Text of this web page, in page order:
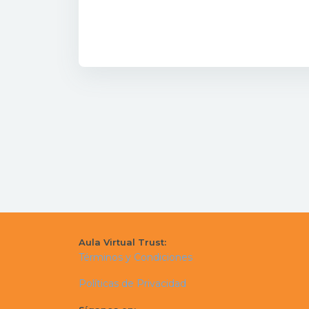
Aula Virtual Trust:
Términos y Condiciones
Políticas de Privacidad